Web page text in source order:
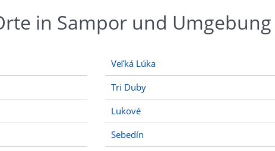
in Sampor und Umgebung
Veľká Lúka
Tri Duby
Lukové
Sebedín